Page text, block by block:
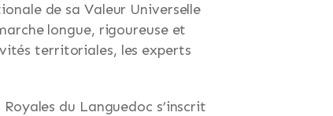
de sa Valeur Universelle
longue, rigoureuse et
territoriales, les experts
du Languedoc s’inscrit